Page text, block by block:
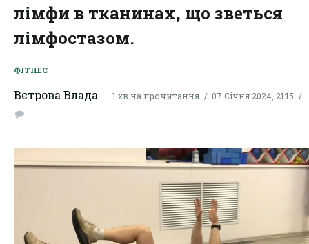
лімфи в тканинах, що зветься
лімфостазом.
ФІТНЕС
Вєтрова Влада 1 хв на прочитання 07 Січня 2024, 21:15